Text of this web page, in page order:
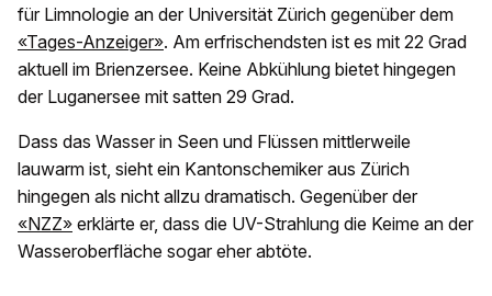
für Limnologie an der Universität Zürich gegenüber dem
«Tages-Anzeiger». Am erfrischendsten ist es mit 22 Grad
aktuell im Brienzersee. Keine Abkühlung bietet hingegen
der Luganersee mit satten 29 Grad.
Dass das Wasser in Seen und Flüssen mittlerweile
lauwarm ist, sieht ein Kantonschemiker aus Zürich
hingegen als nicht allzu dramatisch. Gegenüber der
«NZZ» erklärte er, dass die UV-Strahlung die Keime an der
Wasseroberfläche sogar eher abtöte.